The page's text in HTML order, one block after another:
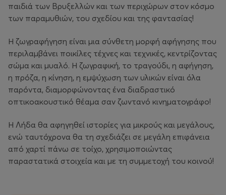
παιδιά των Βρυξελλών και των περιχώρων στον κόσμο
των παραμυθιών, του σχεδίου και της φαντασίας!
Η ζωγραφήγηση είναι μια σύνθετη μορφή αφήγησης που
περιλαμβάνει ποικίλες τέχνες και τεχνικές, κεντρίζοντας
σώμα και μυαλό. Η ζωγραφική, το τραγούδι, η αφήγηση,
η πρόζα, η κίνηση, η εμψύχωση των υλικών είναι όλα
παρόντα, διαμορφώνοντας ένα διαδραστικό
οπτικοακουστικό θέαμα σαν ζωντανό κινηματογράφο!
Η Λήδα θα αφηγηθεί ιστορίες για μικρούς και μεγάλους,
ενώ ταυτόχρονα θα τη σχεδιάζει σε μεγάλη επιφάνεια
από χαρτί πάνω σε τοίχο, χρησιμοποιώντας
παραστατικά στοιχεία και με τη συμμετοχή του κοινού!